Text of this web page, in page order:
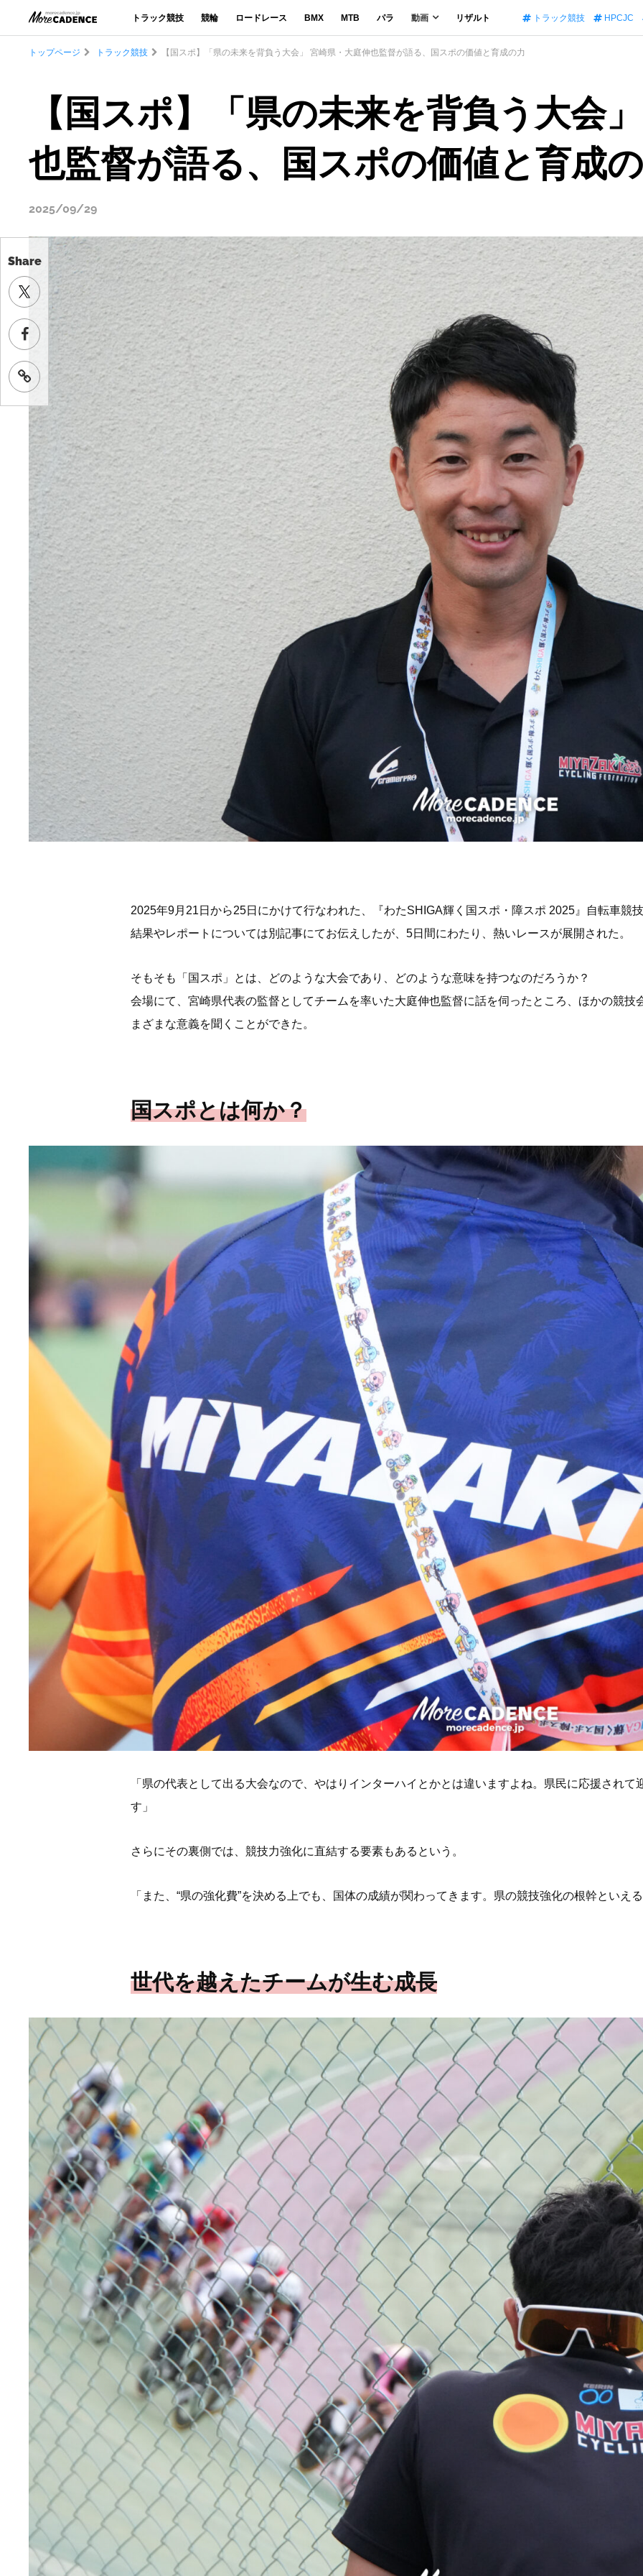
トラック競技 競輪 ロードレース BMX MTB パラ 動画 リザルト トラック競技 HPCJC
Share
トップページ トラック競技 【国スポ】「県の未来を背負う大会」 宮崎県・大庭伸也監督が語る、国スポの価値と育成の力
【国スポ】「県の未来を背負う大会
也監督が語る、国スポの価値と育成
2025/09/29
2025年9月21日から25日にかけて行なわれた、『わたSHIGA輝く国スポ・障スポ 2025』自転車競
結果やレポートについては別記事にてお伝えしたが、5日間にわたり、熱いレースが展開された。
そもそも「国スポ」とは、どのような大会であり、どのような意味を持つなのだろうか？
会場にて、宮崎県代表の監督としてチームを率いた大庭伸也監督に話を伺ったところ、ほかの競技
まざまな意義を聞くことができた。
国スポとは何か？
「県の代表として出る大会なので、やはりインターハイとかとは違いますよね。県民に応援され
す」
さらにその裏側では、競技力強化に直結する要素もあるという。
「また、“県の強化費”を決める上でも、国体の成績が関わってきます。県の競技強化の根幹といえ
世代を越えたチームが生む成長